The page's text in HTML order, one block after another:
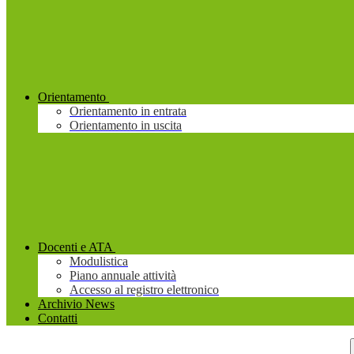
Orientamento
Orientamento in entrata
Orientamento in uscita
Docenti e ATA
Modulistica
Piano annuale attività
Accesso al registro elettronico
Archivio News
Contatti